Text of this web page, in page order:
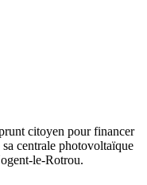
citoyen pour financer
centrale photovoltaïque
le-Rotrou.